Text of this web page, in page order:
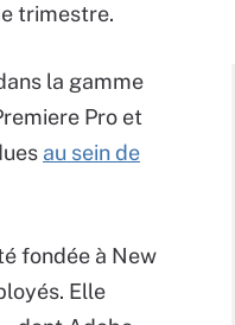
trimestre.
la gamme
Pro et
au sein de
fondée à New
Elle